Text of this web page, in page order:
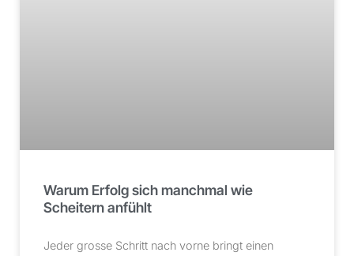
Warum Erfolg sich manchmal wie
Scheitern anfühlt
Jeder grosse Schritt nach vorne bringt einen